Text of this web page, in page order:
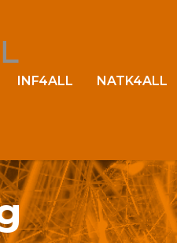
INF4ALL NATK4ALL